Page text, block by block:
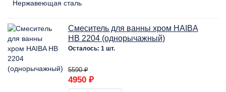
Нержавеющая сталь
Смеситель для ванны хром HAIBA
HB 2204 (однорычажный)
Осталось: 1 шт.
5590 ₽
4950 ₽